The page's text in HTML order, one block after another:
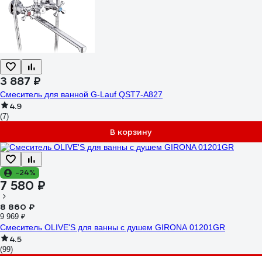
3 887 ₽
Смеситель для ванной G-Lauf QST7-A827
4.9
(7)
В корзину
-24%
7 580 ₽
8 860 ₽
9 969 ₽
Смеситель OLIVE'S для ванны с душем GIRONA 01201GR
4.5
(99)